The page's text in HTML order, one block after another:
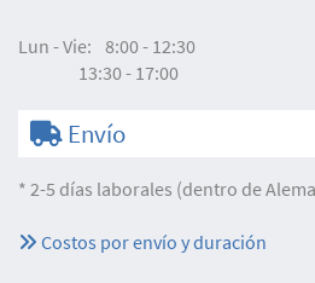
Lun - Vie: 8:00 - 12:30
13:30 - 17:00
Envío
* 2-5 días laborales (dentro de
Costos por envío y duración